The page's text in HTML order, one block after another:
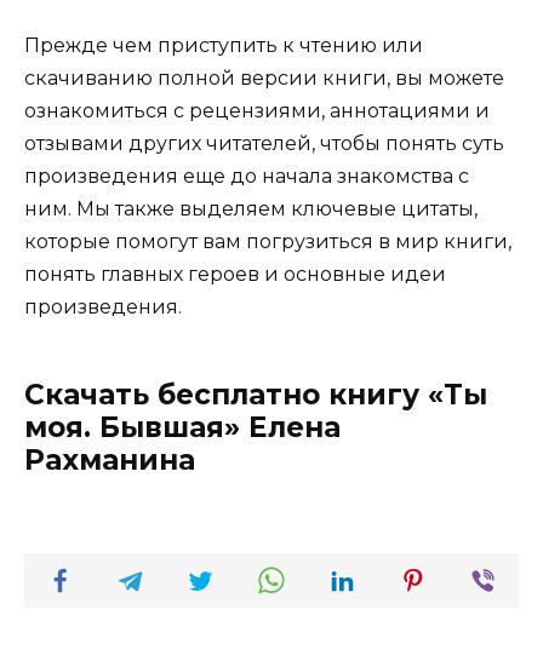
Прежде чем приступить к чтению или
скачиванию полной версии книги, вы можете
ознакомиться с рецензиями, аннотациями и
отзывами других читателей, чтобы понять суть
произведения еще до начала знакомства с
ним. Мы также выделяем ключевые цитаты,
которые помогут вам погрузиться в мир книги,
понять главных героев и основные идеи
произведения.
Скачать бесплатно книгу «Ты
моя. Бывшая» Елена
Рахманина